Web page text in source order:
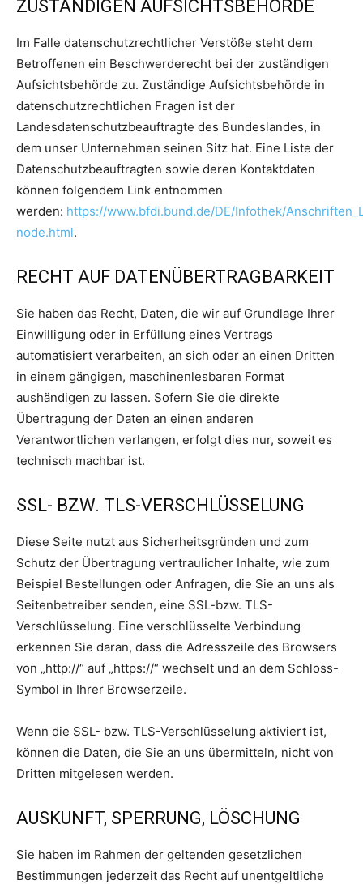
ZUSTÄNDIGEN AUFSICHTSBEHÖRDE
Im Falle datenschutzrechtlicher Verstöße steht dem
Betroffenen ein Beschwerderecht bei der zuständigen
Aufsichtsbehörde zu. Zuständige Aufsichtsbehörde in
datenschutzrechtlichen Fragen ist der
Landesdatenschutzbeauftragte des Bundeslandes, in
dem unser Unternehmen seinen Sitz hat. Eine Liste der
Datenschutzbeauftragten sowie deren Kontaktdaten
können folgendem Link entnommen
werden: https://www.bfdi.bund.de/DE/Infothek/
node.html.
RECHT AUF DATENÜBERTRAGBARKEIT
Sie haben das Recht, Daten, die wir auf Grundlage Ihrer
Einwilligung oder in Erfüllung eines Vertrags
automatisiert verarbeiten, an sich oder an einen Dritten
in einem gängigen, maschinenlesbaren Format
aushändigen zu lassen. Sofern Sie die direkte
Übertragung der Daten an einen anderen
Verantwortlichen verlangen, erfolgt dies nur, soweit es
technisch machbar ist.
SSL- BZW. TLS-VERSCHLÜSSELUNG
Diese Seite nutzt aus Sicherheitsgründen und zum
Schutz der Übertragung vertraulicher Inhalte, wie zum
Beispiel Bestellungen oder Anfragen, die Sie an uns als
Seitenbetreiber senden, eine SSL-bzw. TLS-
Verschlüsselung. Eine verschlüsselte Verbindung
erkennen Sie daran, dass die Adresszeile des Browsers
von „http://“ auf „https://“ wechselt und an dem Schloss-
Symbol in Ihrer Browserzeile.
Wenn die SSL- bzw. TLS-Verschlüsselung aktiviert ist,
können die Daten, die Sie an uns übermitteln, nicht von
Dritten mitgelesen werden.
AUSKUNFT, SPERRUNG, LÖSCHUNG
Sie haben im Rahmen der geltenden gesetzlichen
Bestimmungen jederzeit das Recht auf unentgeltliche